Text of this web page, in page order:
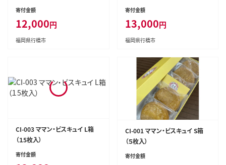
寄付金額
12,000円
福岡県行橋市
寄付金額
13,000円
福岡県行橋市
CI-003 ママン・ビスキュイ L箱
（１5枚入）
寄付金額
CI-001 ママン・ビスキュイ S箱
（５枚入）
寄付金額